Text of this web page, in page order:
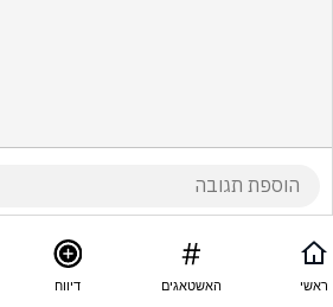
ראשי האשטאגים דיווח